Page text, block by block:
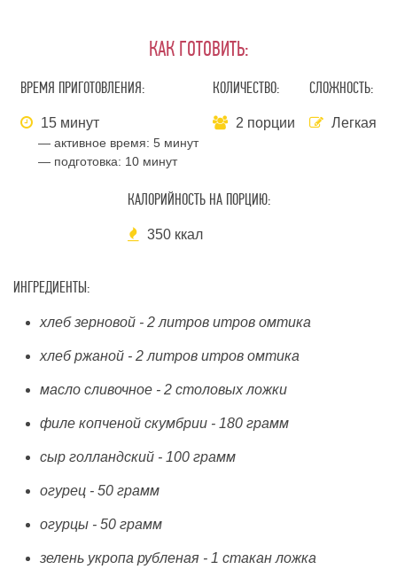
КАК ГОТОВИТЬ:
ВРЕМЯ ПРИГОТОВЛЕНИЯ:
15 минут
— активное время: 5 минут
— подготовка: 10 минут
КОЛИЧЕСТВО:
2 порции
СЛОЖНОСТЬ:
Легкая
КАЛОРИЙНОСТЬ НА ПОРЦИЮ:
350 ккал
ИНГРЕДИЕНТЫ:
хлеб зерновой - 2 литров итров омтика
хлеб ржаной - 2 литров итров омтика
масло сливочное - 2 столовых ложки
филе копченой скумбрии - 180 грамм
сыр голландский - 100 грамм
огурец - 50 грамм
огурцы - 50 грамм
зелень укропа рубленая - 1 стакан ложка